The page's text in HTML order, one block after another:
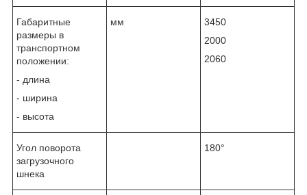
Габаритные
размеры в
транспортном
положении:
- длина
- ширина
- высота
мм
3450
2000
2060
Угол поворота
загрузочного
шнека
180°